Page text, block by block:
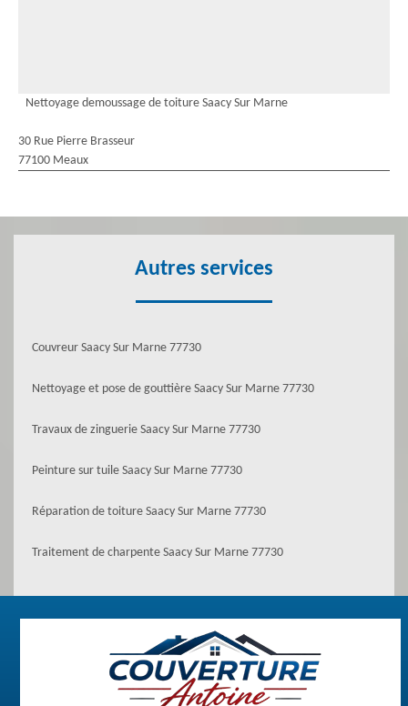
Nettoyage demoussage de toiture Saacy Sur Marne
30 Rue Pierre Brasseur
77100 Meaux
Autres services
Couvreur Saacy Sur Marne 77730
Nettoyage et pose de gouttière Saacy Sur Marne 77730
Travaux de zinguerie Saacy Sur Marne 77730
Peinture sur tuile Saacy Sur Marne 77730
Réparation de toiture Saacy Sur Marne 77730
Traitement de charpente Saacy Sur Marne 77730